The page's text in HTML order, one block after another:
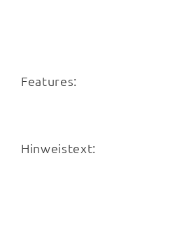
Features:
Hinweistext: